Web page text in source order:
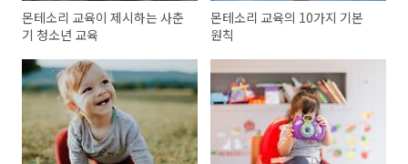
몬테소리 교육이 제시하는 사춘
기 청소년 교육
몬테소리 교육의 10가지 기본
원칙